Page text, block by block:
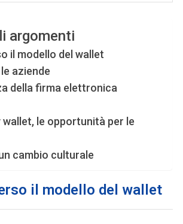
argomenti
il modello del wallet
aziende
della firma elettronica
le opportunità per le
cambio culturale
il modello del wallet